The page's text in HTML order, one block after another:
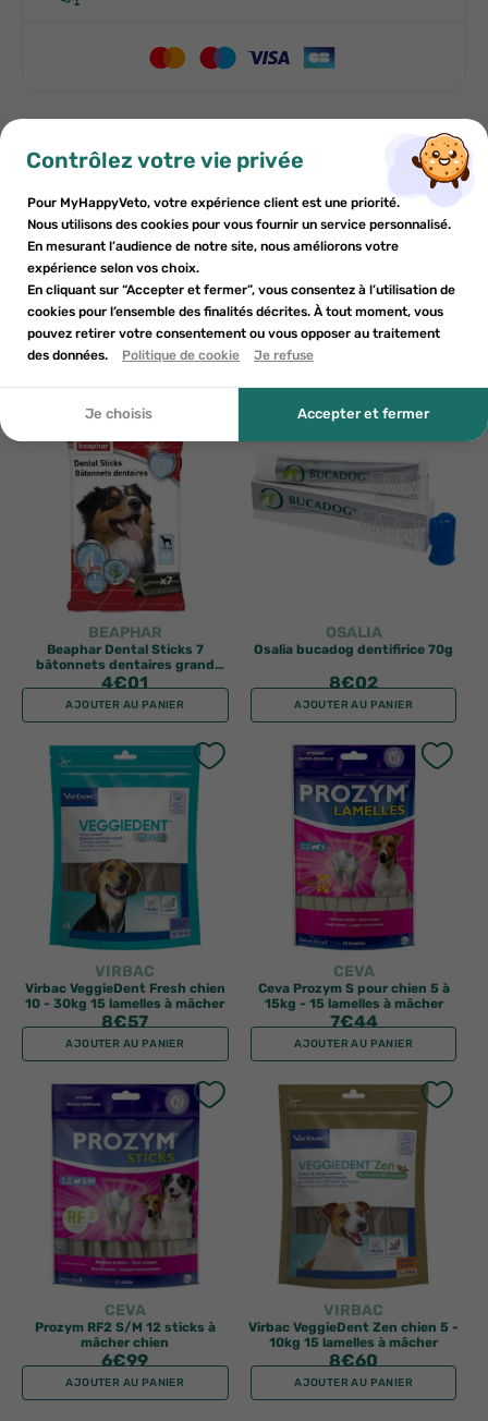
Indications
Conditions d'utilisation
Composition
BEAPHAR
Beaphar Dental Sticks 7
bâtonnets dentaires grand
chien
4€01
AJOUTER AU PANIER
OSALIA
Osalia bucadog dentifirice 70g
8€02
AJOUTER AU PANIER
VIRBAC
Virbac VeggieDent Fresh chien
10 - 30kg 15 lamelles à mâcher
8€57
AJOUTER AU PANIER
CEVA
Ceva Prozym S pour chien 5 à
15kg - 15 lamelles à mâcher
7€44
AJOUTER AU PANIER
CEVA
Prozym RF2 S/M 12 sticks à
mâcher chien
6€99
AJOUTER AU PANIER
VIRBAC
Virbac VeggieDent Zen chien 5 -
10kg 15 lamelles à mâcher
8€60
AJOUTER AU PANIER
Ajouter à la liste de souhaits ×
add_circle_outline Créer une nouvelle liste
Créer une liste de souhaits ×
Nom de la liste de souhaits
Créer une liste de souhaits
S'inscrire ×
Vous devez être connecté pour enregistrer des produits dans
votre liste de souhaits.
Contrôlez votre vie privée
Pour MyHappyVeto, votre expérience client est une priorité.
Nous utilisons des cookies pour vous fournir un service personnalisé.
En mesurant l’audience de notre site, nous améliorons votre
expérience selon vos choix.
En cliquant sur “Accepter et fermer”, vous consentez à l’utilisation de
cookies pour l’ensemble des finalités décrites. À tout moment, vous
pouvez retirer votre consentement ou vous opposer au traitement
des données.
Politique de cookie Je refuse
Je choisis Accepter et fermer